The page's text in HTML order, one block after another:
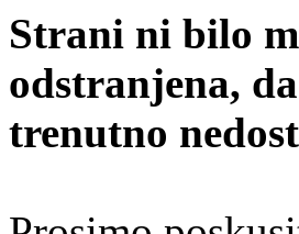
Strani ni bilo
odstranjena,
trenutno